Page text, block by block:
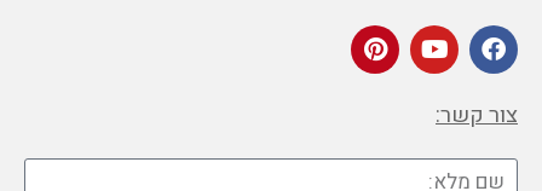
צור קשר: